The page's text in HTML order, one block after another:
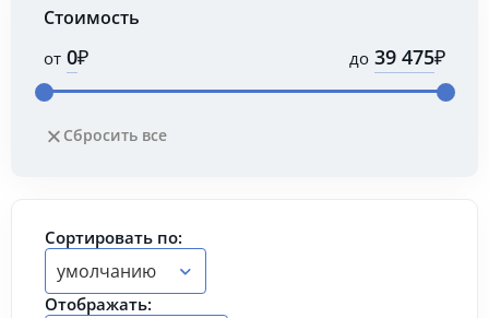
Стоимость
от ₽ до ₽
Сбросить все
Сортировать по:
умолчанию
Отображать: